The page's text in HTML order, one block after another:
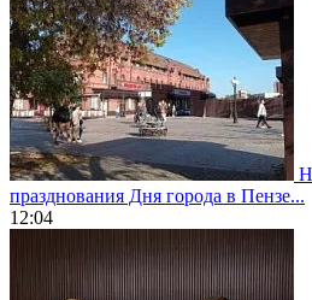
празднования Дня города в Пензе...
12:04